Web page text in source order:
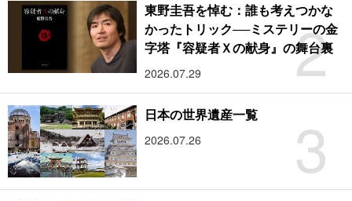
2
東野圭吾を悼む：誰も考えつかな
かったトリック──ミステリーの金
字塔『容疑者Ｘの献身』の舞台裏
2026.07.29
3
日本の世界遺産一覧
2026.07.26